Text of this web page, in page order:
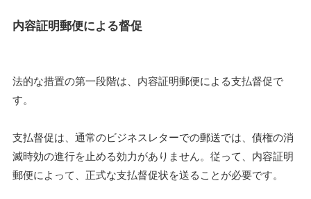
内容証明郵便による督促
法的な措置の第一段階は、内容証明郵便による支払督促で
す。
支払督促は、通常のビジネスレターでの郵送では、債権の消
滅時効の進行を止める効力がありません。従って、内容証明
郵便によって、正式な支払督促状を送ることが必要です。